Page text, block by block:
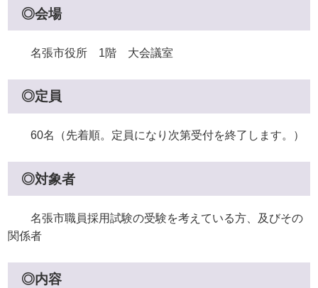
◎会場
名張市役所 1階 大会議室
◎定員
60名（先着順。定員になり次第受付を終了します。）
◎対象者
名張市職員採用試験の受験を考えている方、及びその
関係者
◎内容